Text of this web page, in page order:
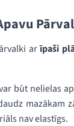
arīpaši
būt nelielas
nav elastīgs.